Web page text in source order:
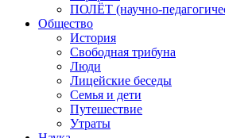
ПОЛЁТ (научно-
Общество
История
Свободная трибуна
Люди
Лицейские беседы
Семья и дети
Путешествие
Утраты